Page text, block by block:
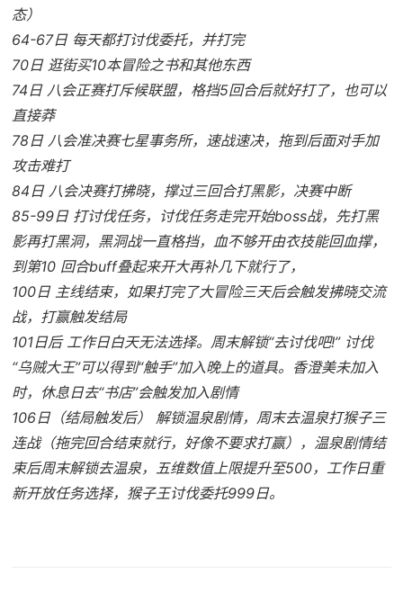
态）
64-67日 每天都打讨伐委托，并打完
70日 逛街买10本冒险之书和其他东西
74日 八会正赛打斥候联盟，格挡5回合后就好打了，也可以
直接莽
78日 八会准决赛七星事务所，速战速决，拖到后面对手加
攻击难打
84日 八会决赛打拂晓，撑过三回合打黑影，决赛中断
85-99日 打讨伐任务，讨伐任务走完开始boss战，先打黑
影再打黑洞，黑洞战一直格挡，血不够开由衣技能回血撑，
到第10 回合buff叠起来开大再补几下就行了，
100日 主线结束，如果打完了大冒险三天后会触发拂晓交流
战，打赢触发结局
101日后 工作日白天无法选择。周末解锁“去讨伐吧!” 讨伐
“乌贼大王”可以得到“触手”加入晚上的道具。香澄美未加入
时，休息日去“书店”会触发加入剧情
106日（结局触发后） 解锁温泉剧情，周末去温泉打猴子三
连战（拖完回合结束就行，好像不要求打赢），温泉剧情结
束后周末解锁去温泉，五维数值上限提升至500，工作日重
新开放任务选择，猴子王讨伐委托999日。